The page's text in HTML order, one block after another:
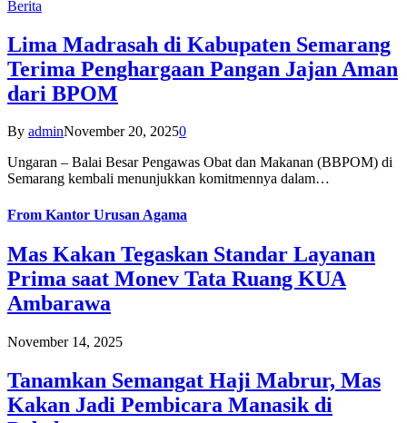
Berita
Lima Madrasah di Kabupaten Semarang
Terima Penghargaan Pangan Jajan Aman
dari BPOM
By adminNovember 20, 20250
Ungaran – Balai Besar Pengawas Obat dan Makanan (BBPOM) di
Semarang kembali menunjukkan komitmennya dalam…
From Kantor Urusan Agama
Mas Kakan Tegaskan Standar Layanan
Prima saat Monev Tata Ruang KUA
Ambarawa
November 14, 2025
Tanamkan Semangat Haji Mabrur, Mas
Kakan Jadi Pembicara Manasik di